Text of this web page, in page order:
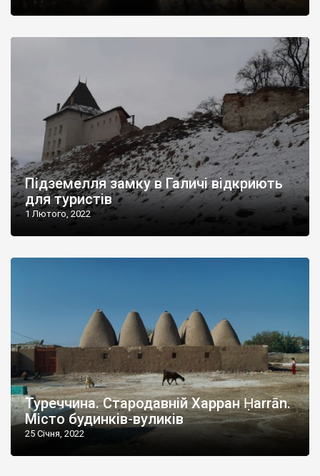
Підземелля замку в Галичі відкриють
для туристів
1 Лютого, 2022
Туреччина. Стародавній Харран Ḥarrān.
Місто будинків-вуликів
25 Січня, 2022